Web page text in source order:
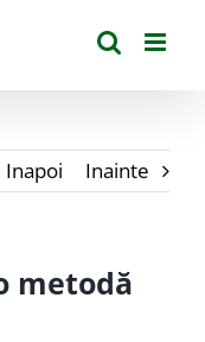
Inapoi Inainte
metodă